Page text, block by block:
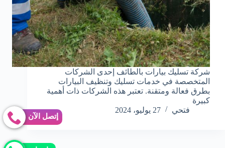
شركة تسليك بيارات بالطائف إحدى الشركات
المتخصصة في خدمات تسليك وتنظيف البيارات
بطرق فعالة ومتقنة. تعتبر هذه الشركات ذات أهمية
كبيرة
فتحي
27 يوليو، 2024
إتصل الآن